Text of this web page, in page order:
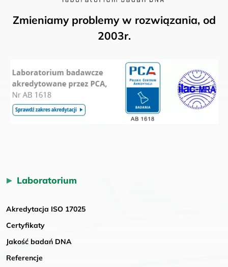
Zmieniamy problemy w rozwiązania, od
2003r.
Laboratorium
Akredytacja ISO 17025
Certyfikaty
Jakość badań DNA
Referencje